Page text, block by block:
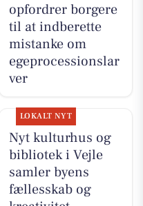
opfordrer borgere
til at indberette
mistanke om
egeprocessionslar
ver
LOKALT NYT
Nyt kulturhus og
bibliotek i Vejle
samler byens
fællesskab og